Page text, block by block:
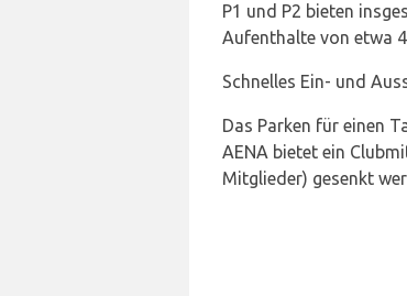
P1 und P2 bieten
Aufenthalte von etwa
Schnelles Ein- und
Das Parken für einen
AENA bietet ein
Mitglieder) gesenkt